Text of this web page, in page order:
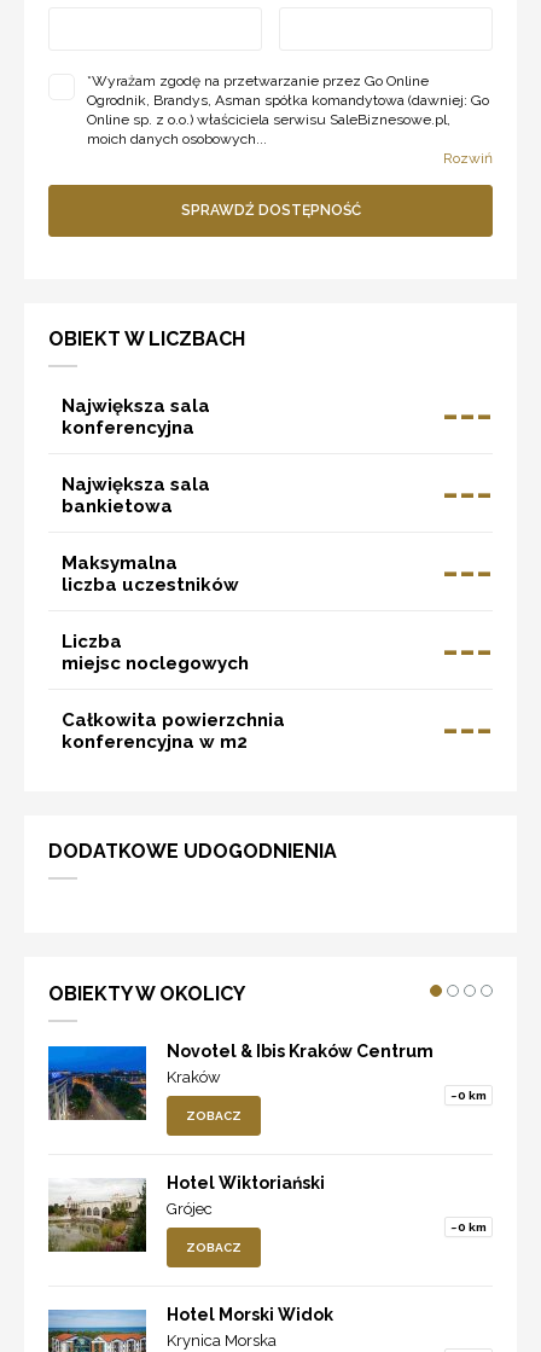
*Wyrażam zgodę na przetwarzanie przez Go Online
Ogrodnik, Brandys, Asman spółka komandytowa (dawniej: Go
Online sp. z o.o.) właściciela serwisu SaleBiznesowe.pl,
moich danych osobowych...
Rozwiń
SPRAWDŹ DOSTĘPNOŚĆ
OBIEKT W LICZBACH
Największa sala
konferencyjna
---
Największa sala
bankietowa
---
Maksymalna
liczba uczestników
---
Liczba
miejsc noclegowych
---
Całkowita powierzchnia
konferencyjna w m2
---
DODATKOWE UDOGODNIENIA
OBIEKTY W OKOLICY
Novotel & Ibis Kraków Centrum
Kraków
~0 km
ZOBACZ
Hotel Wiktoriański
Grójec
~0 km
ZOBACZ
Hotel Morski Widok
Krynica Morska